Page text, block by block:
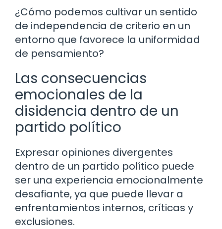
¿Cómo podemos cultivar un sentido
de independencia de criterio en un
entorno que favorece la uniformidad
de pensamiento?
Las consecuencias
emocionales de la
disidencia dentro de un
partido político
Expresar opiniones divergentes
dentro de un partido político puede
ser una experiencia emocionalmente
desafiante, ya que puede llevar a
enfrentamientos internos, críticas y
exclusiones.